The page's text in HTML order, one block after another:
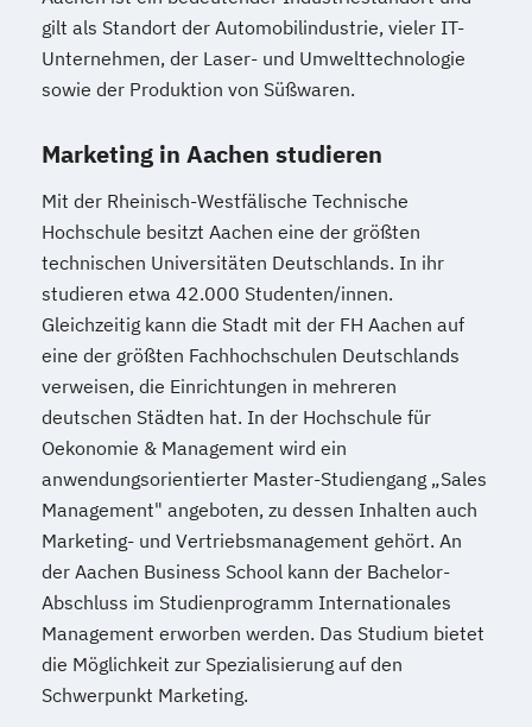
gilt als Standort der Automobilindustrie, vieler IT-
Unternehmen, der Laser- und Umwelttechnologie
sowie der Produktion von Süßwaren.
Marketing in Aachen studieren
Mit der Rheinisch-Westfälische Technische
Hochschule besitzt Aachen eine der größten
technischen Universitäten Deutschlands. In ihr
studieren etwa 42.000 Studenten/innen.
Gleichzeitig kann die Stadt mit der FH Aachen auf
eine der größten Fachhochschulen Deutschlands
verweisen, die Einrichtungen in mehreren
deutschen Städten hat. In der Hochschule für
Oekonomie & Management wird ein
anwendungsorientierter Master-Studiengang „Sales
Management" angeboten, zu dessen Inhalten auch
Marketing- und Vertriebsmanagement gehört. An
der Aachen Business School kann der Bachelor-
Abschluss im Studienprogramm Internationales
Management erworben werden. Das Studium bietet
die Möglichkeit zur Spezialisierung auf den
Schwerpunkt Marketing.